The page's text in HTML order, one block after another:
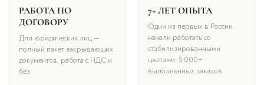
РАБОТА ПО
ДОГОВОРУ
Для юридических лиц —
полный пакет закрывающих
документов, работа с НДС и
без
7+ ЛЕТ ОПЫТА
Одни из первых в России
начали работать со
стабилизированными
цветами. 5 000+
выполненных заказов